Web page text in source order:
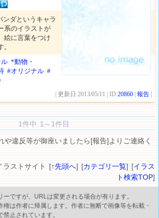
ンダというキャラ
系のイラストが
絵に言葉をつけ
*動物・
#オリジナル #
| 更新日:2013/05/11 | ID:20860 |報告
1件中 1～1件目
や違反等が御座いましたら[報告]よりご連絡く
ラストサイト [↑先頭へ] [カテゴリ一覧] [イラス
ト検索TOP]
ーですが、URLは変更される場合が有ります。
権は作者に帰属します。作者に無断で画像等を転載・
止されています。